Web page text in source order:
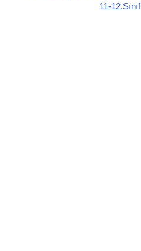
11-12.Sınıf